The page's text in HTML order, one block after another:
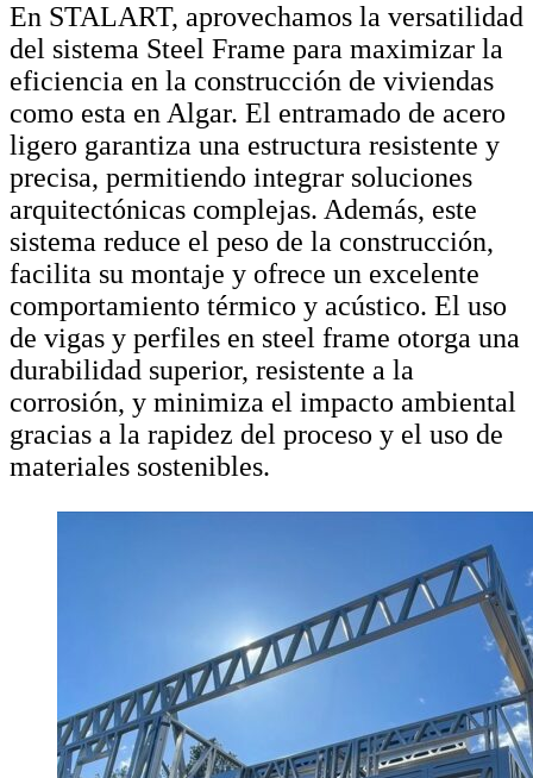
En STALART, aprovechamos la versatilidad
del sistema Steel Frame para maximizar la
eficiencia en la construcción de viviendas
como esta en Algar. El entramado de acero
ligero garantiza una estructura resistente y
precisa, permitiendo integrar soluciones
arquitectónicas complejas. Además, este
sistema reduce el peso de la construcción,
facilita su montaje y ofrece un excelente
comportamiento térmico y acústico. El uso
de vigas y perfiles en steel frame otorga una
durabilidad superior, resistente a la
corrosión, y minimiza el impacto ambiental
gracias a la rapidez del proceso y el uso de
materiales sostenibles.